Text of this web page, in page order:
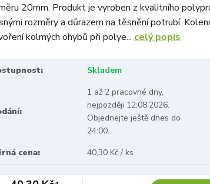
20mm. Produkt je vyroben z kvalitního
rozměry a důrazem na těsnění potrubí.
kolmých ohybů při polye... celý popis
Skladem
1 až 2 pracovné dny,
nejpozději 12.08.2026.
Objednejte ještě dnes do
24:00.
cena:
40,30 Kč / ks